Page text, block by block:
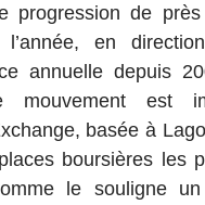
progression de
en
annuelle depuis
mouvement est
basée à
boursières les
le souligne